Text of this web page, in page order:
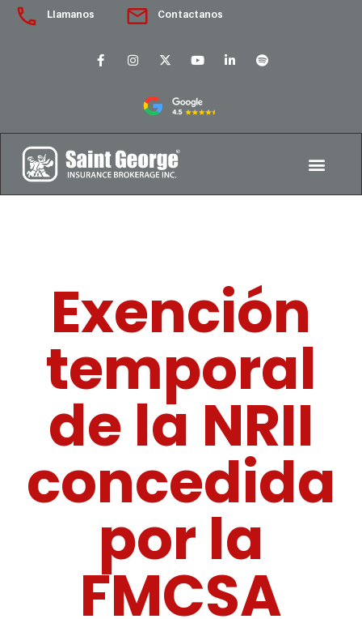
Llamanos Contactanos
Exención
temporal
de la NRII
concedida
por la
FMCSA